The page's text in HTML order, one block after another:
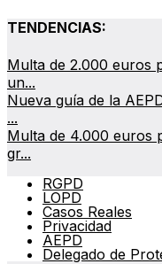
TENDENCIAS:
Multa de 2.000 euros
un...
Nueva guía de la
...
Multa de 4.000 euros
gr...
RGPD
LOPD
Casos Reales
Privacidad
AEPD
Delegado de